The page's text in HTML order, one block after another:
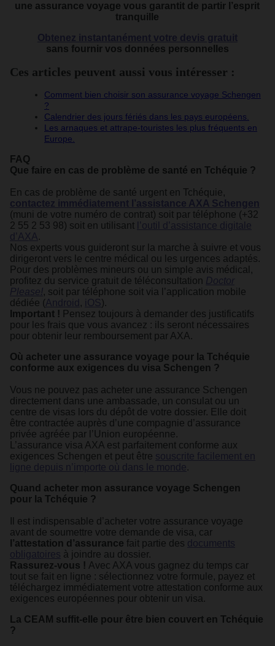
une assurance voyage vous garantit de partir l’esprit
tranquille
Obtenez instantanément votre devis gratuit
sans fournir vos données personnelles
Ces articles peuvent aussi vous intéresser :
Comment bien choisir son assurance voyage Schengen
?
Calendrier des jours fériés dans les pays européens.
Les arnaques et attrape-touristes les plus fréquents en
Europe.
FAQ
Que faire en cas de problème de santé en Tchéquie ?
En cas de problème de santé urgent en Tchéquie,
contactez immédiatement l’assistance AXA Schengen
(muni de votre numéro de contrat) soit par téléphone (+32
2 55 2 53 98) soit en utilisant
l’outil d’assistance digitale
d’AXA.
Nos experts vous guideront sur la marche à suivre et vous
dirigeront vers le centre médical ou les urgences adaptés.
Pour des problèmes mineurs ou un simple avis médical,
profitez du service gratuit de téléconsultation Doctor
Please!, soit par téléphone soit via l’application mobile
dédiée (Android , iOS).
Important ! Pensez toujours à demander des justificatifs
pour les frais que vous avancez : ils seront nécessaires
pour obtenir leur remboursement par AXA.​
Où acheter une assurance voyage pour la Tchéquie
conforme aux exigences du visa Schengen ?
Vous ne pouvez pas acheter une assurance Schengen
directement dans une ambassade, un consulat ou un
centre de visas lors du dépôt de votre dossier. Elle doit
être contractée auprès d’une compagnie d’assurance
privée agréée par l’Union européenne.
L’assurance visa AXA est parfaitement conforme aux
exigences Schengen et peut être souscrite facilement en
ligne depuis n’importe où dans le monde.​
Quand acheter mon assurance voyage Schengen
pour la Tchéquie ?
Il est indispensable d’acheter votre assurance voyage
avant de soumettre votre demande de visa, car
l’attestation d’assurance fait partie des documents
obligatoires à joindre au dossier.
Rassurez-vous ! Avec AXA vous gagnez du temps car
tout se fait en ligne : sélectionnez votre formule, payez et
téléchargez immédiatement votre attestation conforme aux
exigences européennes pour obtenir un visa.​
La CEAM suffit-elle pour être bien couvert en Tchéquie
?